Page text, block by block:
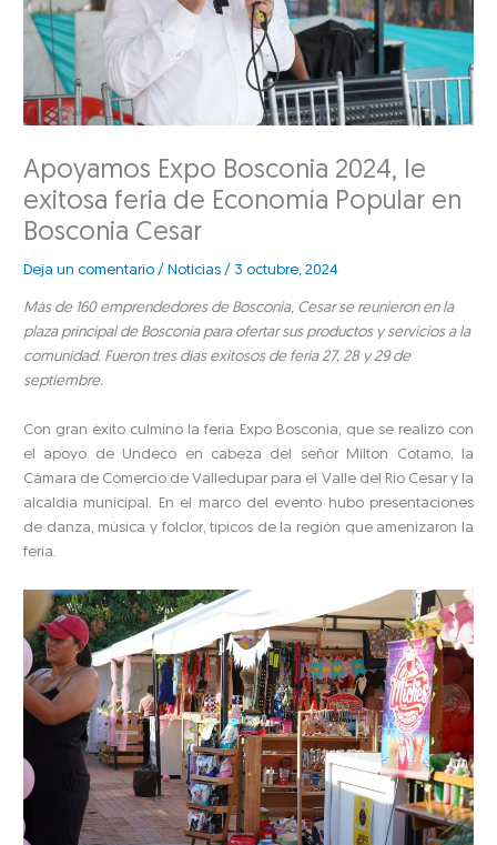
Apoyamos Expo Bosconia 2024, le
exitosa feria de Economía Popular en
Bosconia Cesar
Deja un comentario / Noticias / 3 octubre, 2024
Más de 160 emprendedores de Bosconia, Cesar se reunieron en la
plaza principal de Bosconia para ofertar sus productos y servicios a la
comunidad. Fueron tres días exitosos de feria 27, 28 y 29 de
septiembre.
Con gran éxito culminó la feria Expo Bosconia, que se realizó con
el apoyo de Undeco en cabeza del señor Milton Cotamo, la
Cámara de Comercio de Valledupar para el Valle del Río Cesar y la
alcaldía municipal. En el marco del evento hubo presentaciones
de danza, música y folclor, típicos de la región que amenizaron la
feria.